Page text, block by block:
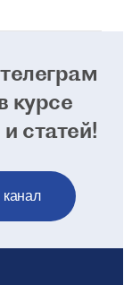
курсе
статей!
канал